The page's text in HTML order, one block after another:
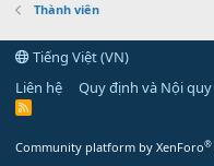
Thành viên
Tiếng Việt (VN)
Liên hệ
Quy định và Nội quy
R
Community platform by XenForo®